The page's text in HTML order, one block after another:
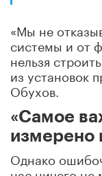
«Мы не
системы и от
нельзя
из установок
Обухов.
«Самое
измерено
Однако